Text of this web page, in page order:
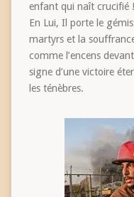
enfant qui naît crucifié !
En Lui, Il porte le
martyrs et la souffrance
comme l’encens
signe d’une victoire
les ténèbres.